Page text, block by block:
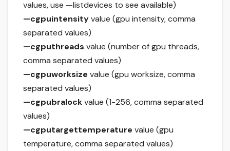
values, use —listdevices to see available)
—cgpuintensityvalue (gpu intensity, comma
separated values)
—cgputhreads value (number of gpu threads,
comma separated values)
—cgpuworksize value (gpu worksize, comma
separated values)
—cgpubralockvalue (1-256, comma separated
values)
—cgputargettemperature value (gpu
temperature, comma separated values)